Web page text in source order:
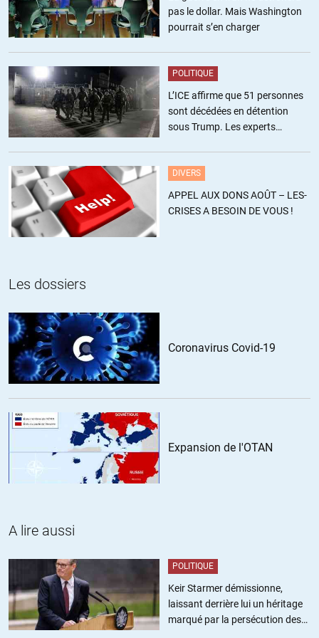
ALERTER
pas le dollar. Mais Washington
pourrait s’en charger
POLITIQUE
L’ICE affirme que 51 personnes
sont décédées en détention
sous Trump. Les experts
DIVERS
APPEL AUX DONS AOÛT – LES-
CRISES A BESOIN DE VOUS !
Les dossiers
Coronavirus Covid-19
Expansion de l'OTAN
A lire aussi
POLITIQUE
Keir Starmer démissionne,
laissant derrière lui un héritage
marqué par la persécution des